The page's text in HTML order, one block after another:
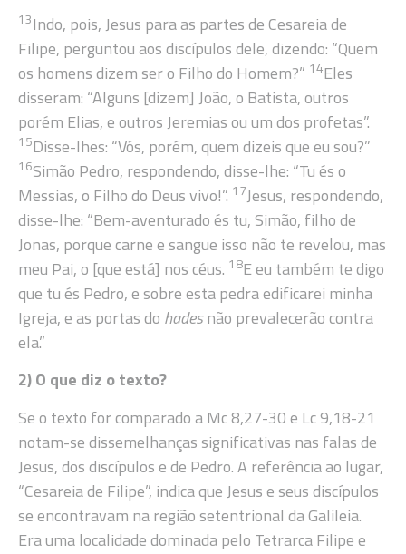
13Indo, pois, Jesus para as partes de Cesareia de
Filipe, perguntou aos discípulos dele, dizendo: “Quem
os homens dizem ser o Filho do Homem?” 14Eles
disseram: “Alguns [dizem] João, o Batista, outros
porém Elias, e outros Jeremias ou um dos profetas”.
15Disse-lhes: “Vós, porém, quem dizeis que eu sou?”
16Simão Pedro, respondendo, disse-lhe: “Tu és o
Messias, o Filho do Deus vivo!”. 17Jesus, respondendo,
disse-lhe: “Bem-aventurado és tu, Simão, filho de
Jonas, porque carne e sangue isso não te revelou, mas
meu Pai, o [que está] nos céus. 18E eu também te digo
que tu és Pedro, e sobre esta pedra edificarei minha
Igreja, e as portas do hadesnão prevalecerão contra
ela.”
2) O que diz o texto?
Se o texto for comparado a Mc 8,27-30 e Lc 9,18-21
notam-se dissemelhanças significativas nas falas de
Jesus, dos discípulos e de Pedro. A referência ao lugar,
“Cesareia de Filipe”, indica que Jesus e seus discípulos
se encontravam na região setentrional da Galileia.
Era uma localidade dominada pelo Tetrarca Filipe e